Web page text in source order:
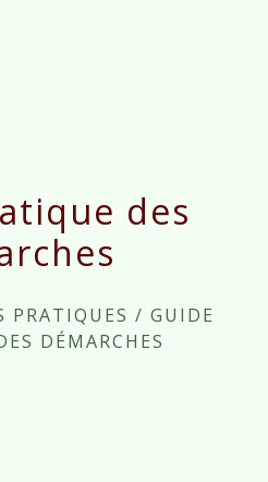
des
PRATIQUES / GUIDE
DÉMARCHES